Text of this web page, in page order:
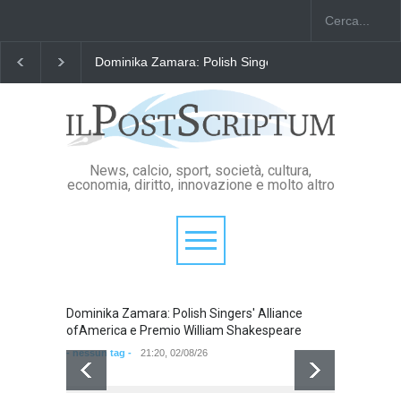
Dominika Zamara: Polish Singers' Alliance ofAmerica
News, calcio, sport, società, cultura,
economia, diritto, innovazione e molto altro
Dominika Zamara: Polish Singers' Alliance
ofAmerica e Premio William Shakespeare
- nessun tag - 21:20, 02/08/26